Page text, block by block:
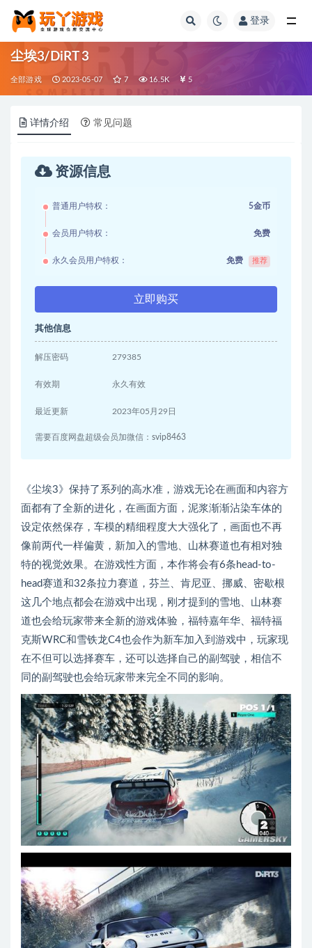
登录
尘埃3/DiRT 3
全部游戏 2023-05-07 7 16.5K 5
详情介绍 常见问题
资源信息
普通用户特权： 5金币
会员用户特权： 免费
永久会员用户特权： 免费 推荐
立即购买
其他信息
解压密码 279385
有效期 永久有效
最近更新 2023年05月29日
需要百度网盘超级会员加微信：svip8463
《尘埃3》保持了系列的高水准，游戏无论在画面和内容方
面都有了全新的进化，在画面方面，泥浆渐渐沾染车体的
设定依然保存，车模的精细程度大大强化了，画面也不再
像前两代一样偏黄，新加入的雪地、山林赛道也有相对独
特的视觉效果。在游戏性方面，本作将会有6条head-to-
head赛道和32条拉力赛道，芬兰、肯尼亚、挪威、密歇根
这几个地点都会在游戏中出现，刚才提到的雪地、山林赛
道也会给玩家带来全新的游戏体验，福特嘉年华、福特福
克斯WRC和雪铁龙C4也会作为新车加入到游戏中，玩家现
在不但可以选择赛车，还可以选择自己的副驾驶，相信不
同的副驾驶也会给玩家带来完全不同的影响。